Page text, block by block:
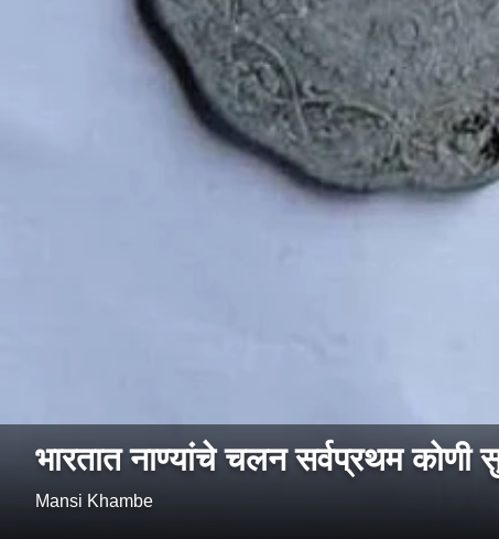
भारतात नाण्यांचे चलन सर्वप्रथम
Mansi Khambe